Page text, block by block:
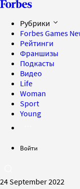
Рубрики
Forbes Games
Рейтинги
Франшизы
Подкасты
Видео
Life
Woman
Sport
Young
Войти
24 September 2022